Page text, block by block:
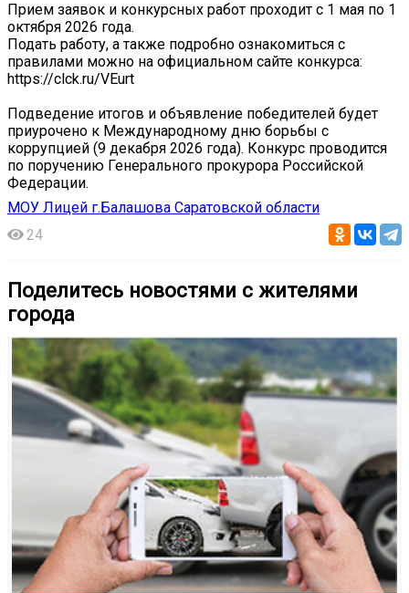
Прием заявок и конкурсных работ проходит с 1 мая по 1
октября 2026 года.
Подать работу, а также подробно ознакомиться с
правилами можно на официальном сайте конкурса:
https://clck.ru/VEurt
Подведение итогов и объявление победителей будет
приурочено к Международному дню борьбы с
коррупцией (9 декабря 2026 года). Конкурс проводится
по поручению Генерального прокурора Российской
Федерации.
МОУ Лицей г.Балашова Саратовской области
24
Поделитесь новостями с жителями
города